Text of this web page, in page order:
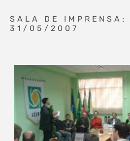
SALA DE IMPRENSA:
31/05/2007